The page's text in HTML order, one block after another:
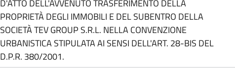
D'ATTO DELL'AVVENUTO TRASFERIMENTO DELLA
PROPRIETÀ DEGLI IMMOBILI E DEL SUBENTRO DELLA
SOCIETÀ TEV GROUP S.R.L. NELLA CONVENZIONE
URBANISTICA STIPULATA AI SENSI DELL'ART. 28-BIS DEL
D.P.R. 380/2001.